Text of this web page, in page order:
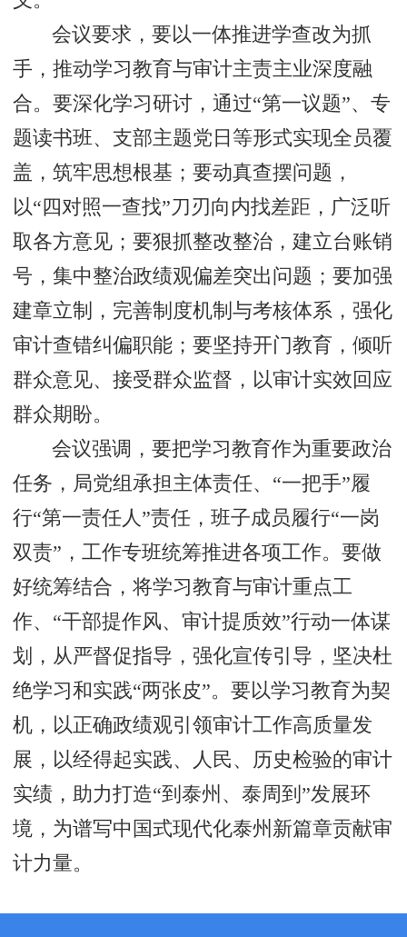
会议要求，要以一体推进学查改为抓
手，推动学习教育与审计主责主业深度融
合。要深化学习研讨，通过“第一议题”、专
题读书班、支部主题党日等形式实现全员覆
盖，筑牢思想根基；要动真查摆问题，
以“四对照一查找”刀刃向内找差距，广泛听
取各方意见；要狠抓整改整治，建立台账销
号，集中整治政绩观偏差突出问题；要加强
建章立制，完善制度机制与考核体系，强化
审计查错纠偏职能；要坚持开门教育，倾听
群众意见、接受群众监督，以审计实效回应
群众期盼。
会议强调，要把学习教育作为重要政治
任务，局党组承担主体责任、“一把手”履
行“第一责任人”责任，班子成员履行“一岗
双责”，工作专班统筹推进各项工作。要做
好统筹结合，将学习教育与审计重点工
作、“干部提作风、审计提质效”行动一体谋
划，从严督促指导，强化宣传引导，坚决杜
绝学习和实践“两张皮”。要以学习教育为契
机，以正确政绩观引领审计工作高质量发
展，以经得起实践、人民、历史检验的审计
实绩，助力打造“到泰州、泰周到”发展环
境，为谱写中国式现代化泰州新篇章贡献审
计力量。